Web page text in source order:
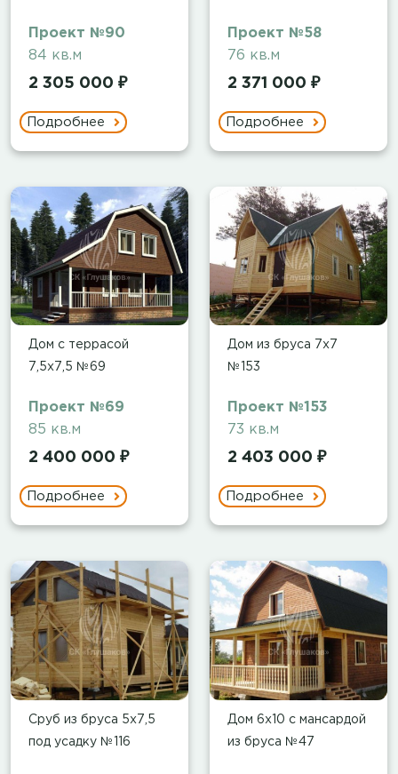
Проект №90
84 кв.м
2 305 000 ₽
Подробнее
Проект №58
76 кв.м
2 371 000 ₽
Подробнее
Дом с террасой
7,5х7,5 №69
Проект №69
85 кв.м
2 400 000 ₽
Подробнее
Дом из бруса 7х7
№153
Проект №153
73 кв.м
2 403 000 ₽
Подробнее
Сруб из бруса 5х7,5
под усадку №116
Дом 6х10 с мансардой
из бруса №47